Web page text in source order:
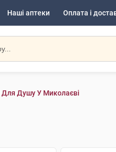
Наші аптеки Оплата і
Для Душу У Миколаєві